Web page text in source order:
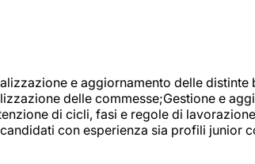
e aggiornamento delle
delle commesse;Gestione e
di cicli, fasi e regole di
con esperienza sia profili junior